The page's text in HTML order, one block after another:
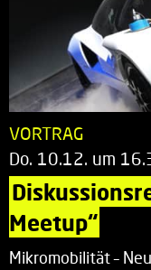
VORTRAG
Do. 10.12. um
Meetup“
Mikromobilität –